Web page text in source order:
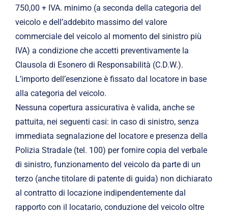
750,00 + IVA. minimo (a seconda della categoria del
veicolo e dell’addebito massimo del valore
commerciale del veicolo al momento del sinistro più
IVA) a condizione che accetti preventivamente la
Clausola di Esonero di Responsabilità (C.D.W.).
L’importo dell’esenzione è fissato dal locatore in base
alla categoria del veicolo.
Nessuna copertura assicurativa è valida, anche se
pattuita, nei seguenti casi: in caso di sinistro, senza
immediata segnalazione del locatore e presenza della
Polizia Stradale (tel. 100) per fornire copia del verbale
di sinistro, funzionamento del veicolo da parte di un
terzo (anche titolare di patente di guida) non dichiarato
al contratto di locazione indipendentemente dal
rapporto con il locatario, conduzione del veicolo oltre